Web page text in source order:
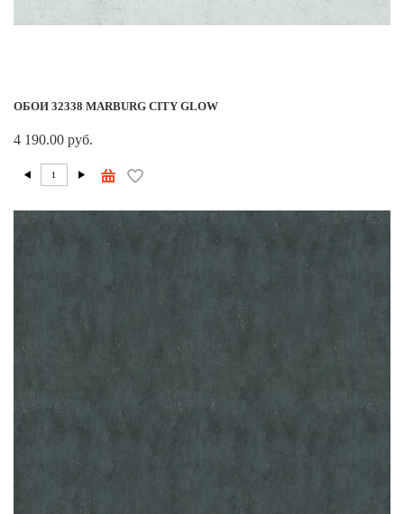
ОБОИ 32338 MARBURG CITY GLOW
4 190.00 руб.